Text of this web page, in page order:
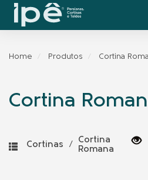
Home Produtos Cortina
Cortina
Cortinas /
Cortina
Romana